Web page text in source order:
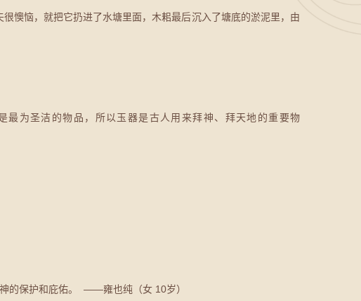
懊恼，就把它扔进了水塘里面，木耜最后沉入了塘底的淤泥里，由
为圣洁的物品，所以玉器是古人用来拜神、拜天地的重要物
的保护和庇佑。 ——雍也纯（女 10岁）